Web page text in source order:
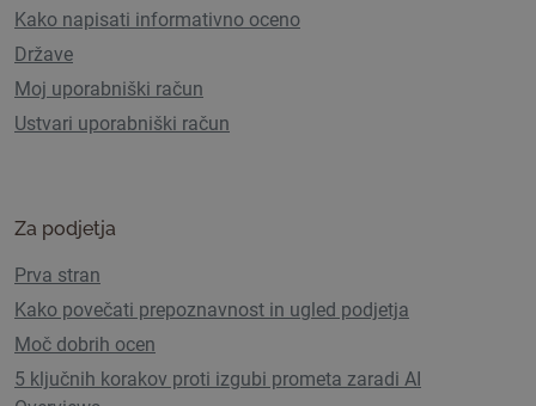
Kako napisati informativno oceno
Države
Moj uporabniški račun
Ustvari uporabniški račun
Za podjetja
Prva stran
Kako povečati prepoznavnost in ugled podjetja
Moč dobrih ocen
5 ključnih korakov proti izgubi prometa zaradi AI